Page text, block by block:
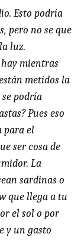
Esto podría
pero no se que
luz.
hay mientras
metidos la
podría
Pues eso
para el
ser cosa de
La
sardinas o
que llega a tu
el sol o por
y un gasto